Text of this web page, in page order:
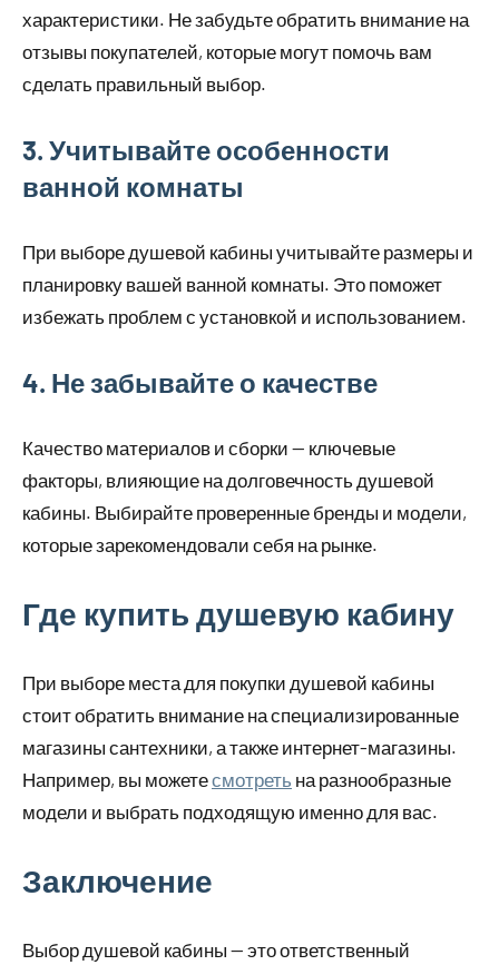
характеристики. Не забудьте обратить внимание на
отзывы покупателей, которые могут помочь вам
сделать правильный выбор.
3. Учитывайте особенности
ванной комнаты
При выборе душевой кабины учитывайте размеры и
планировку вашей ванной комнаты. Это поможет
избежать проблем с установкой и использованием.
4. Не забывайте о качестве
Качество материалов и сборки — ключевые
факторы, влияющие на долговечность душевой
кабины. Выбирайте проверенные бренды и модели,
которые зарекомендовали себя на рынке.
Где купить душевую кабину
При выборе места для покупки душевой кабины
стоит обратить внимание на специализированные
магазины сантехники, а также интернет-магазины.
Например, вы можетесмотреть на разнообразные
модели и выбрать подходящую именно для вас.
Заключение
Выбор душевой кабины — это ответственный